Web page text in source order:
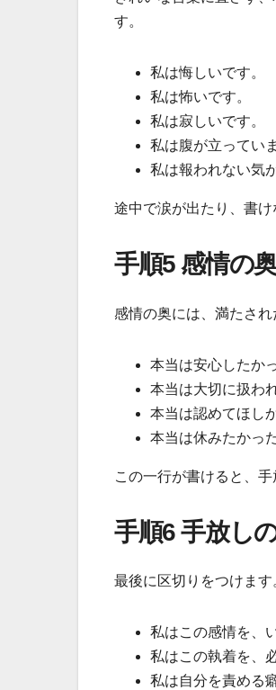
す。
私は悔しいです。
私は怖いです。
私は寂しいです。
私は腹が立ってい
私は報われない気
途中で涙が出たり、書
手順5 感情の
感情の奥には、満たさ
本当は安心したか
本当は大切に扱わ
本当は認めてほし
本当は休みたかっ
この一行が書けると、
手順6 手放し
最後に区切りをつけます
私はこの感情を、
私はこの執着を、
私は自分を責める